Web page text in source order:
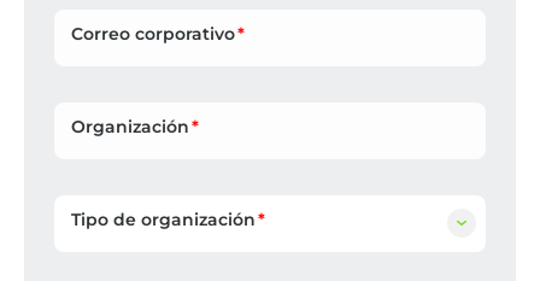
Correo corporativo
Organización
Tipo de organización